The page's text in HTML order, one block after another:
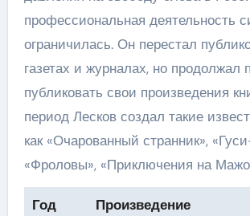
профессиональная деятельность
ограничилась. Он перестал
газетах и журналах, но продолжал
публиковать свои произведения
период Лесков создал такие
как «Очарованный странник»,
«Фроловы», «Приключения на
Год
Произведение